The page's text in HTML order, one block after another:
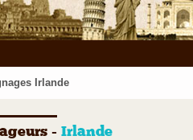
Irlande
- Irlande